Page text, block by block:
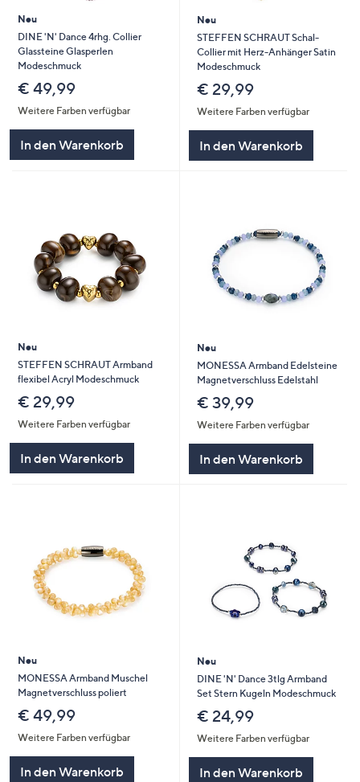
Neu
DINE 'N' Dance 4rhg. Collier
Glassteine Glasperlen
Modeschmuck
€ 49,99
Weitere Farben verfügbar
In den Warenkorb
Neu
STEFFEN SCHRAUT Schal-
Collier mit Herz-Anhänger Satin
Modeschmuck
€ 29,99
Weitere Farben verfügbar
In den Warenkorb
Neu
STEFFEN SCHRAUT Armband
flexibel Acryl Modeschmuck
€ 29,99
Weitere Farben verfügbar
In den Warenkorb
Neu
MONESSA Armband Edelsteine
Magnetverschluss Edelstahl
€ 39,99
Weitere Farben verfügbar
In den Warenkorb
Neu
MONESSA Armband Muschel
Magnetverschluss poliert
€ 49,99
Weitere Farben verfügbar
In den Warenkorb
Neu
DINE 'N' Dance 3tlg Armband
Set Stern Kugeln Modeschmuck
€ 24,99
Weitere Farben verfügbar
In den Warenkorb